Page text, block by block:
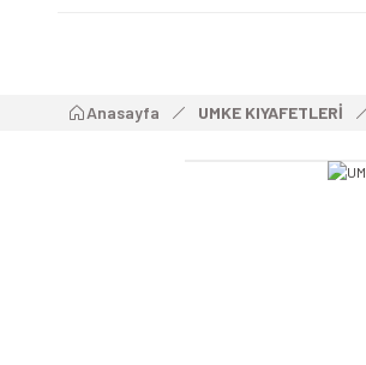
Anasayfa UMKE KIYAFETLERİ